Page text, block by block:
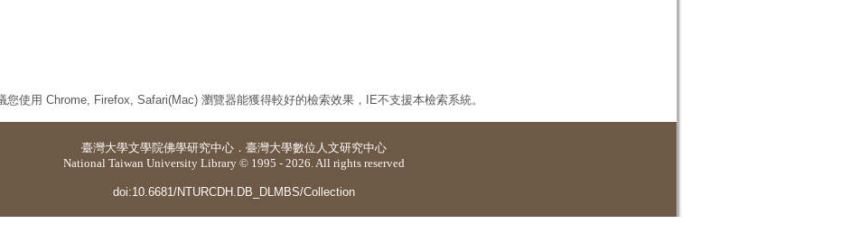
您使用 Chrome, Firefox, Safari(Mac) 瀏覽器能獲得較好的檢索效果，IE不支援本檢索系統。
臺灣大學文學院佛學研究中心 ． 臺灣大學數位人文研究中心
National Taiwan University Library © 1995 - 2026. All rights reserved
doi:10.6681/NTURCDH.DB_DLMBS/Collection